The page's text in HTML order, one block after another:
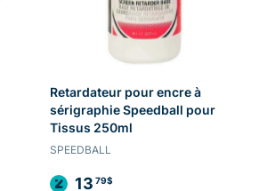
Retardateur pour encre à
sérigraphie Speedball pour
Tissus 250ml
SPEEDBALL
13 79$